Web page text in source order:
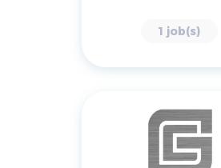
1 job(s)